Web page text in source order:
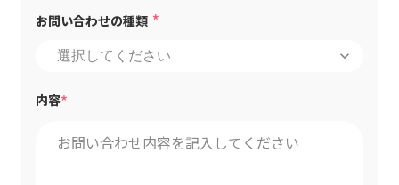
お問い合わせの種類 *
keyboard_arrow_down
内容*